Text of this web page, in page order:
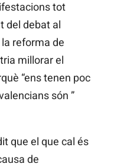
tot
del debat al
reforma de
millorar el
“ens tenen poc
són ”
que el que cal és
de